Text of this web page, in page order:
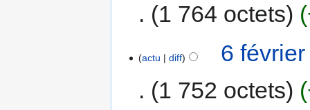
1 764 octets
actu diff
6
1 752 octets